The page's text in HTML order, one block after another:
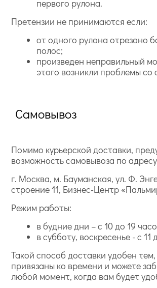
первого рулона.
Претензии не принимаются если:
от одного рулона отрезано
полос;
произведен неправильный
этого возникли проблемы со
Самовывоз
Помимо курьерской доставки,
возможность самовывоза по
г. Москва, м. Бауманская, ул. Ф.
строение 11, Бизнес-Центр
Режим работы:
в будние дни – с 10 до 19
в субботу, воскресенье - с 11
Такой способ доставки удобен
привязаны ко времени и можете
любой момент, когда вам будет